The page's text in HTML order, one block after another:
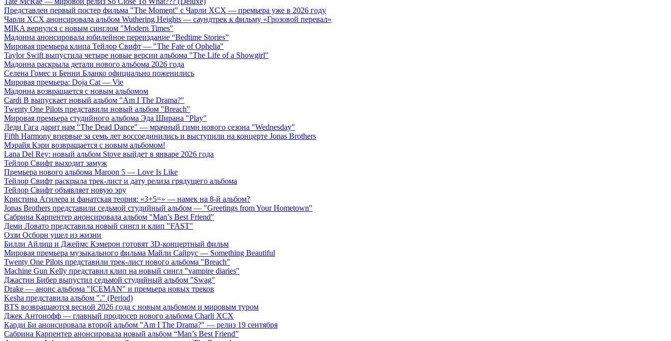
Представлен первый постер фильма "The Moment" с Чарли XCX — премьера уже в 2026 году
Чарли XCX анонсировала альбом Wuthering Heights — саундтрек к фильму «Грозовой перевал»
MIKA вернулся с новым синглом "Modern Times"
Мадонна анонсировала юбилейное переиздание “Bedtime Stories”
Мировая премьера клипа Тейлор Свифт — "The Fate of Ophelia"
Taylor Swift выпустила четыре новые версии альбома "The Life of a Showgirl"
Мадонна раскрыла детали нового альбома 2026 года
Селена Гомес и Бенни Бланко официально поженились
Мировая премьера: Doja Cat — Vie
Мадонна возвращается с новым альбомом
Cardi B выпускает новый альбом "Am I The Drama?"
Twenty One Pilots представили новый альбом "Breach"
Мировая премьера студийного альбома Эда Ширана "Play"
Леди Гага дарит нам "The Dead Dance" — мрачный гимн нового сезона "Wednesday"
Fifth Harmony впервые за семь лет воссоединились и выступили на концерте Jonas Brothers
Мэрайя Кэри возвращается с новым альбомом!
Lana Del Rey: новый альбом Stove выйдет в январе 2026 года
Тейлор Свифт выходит замуж
Премьера нового альбома Maroon 5 — Love Is Like
Тейлор Свифт раскрыла трек-лист и дату релиза грядущего альбома
Тейлор Свифт объявляет новую эру
Кристина Агилера и фанатская теория: «3+5=» — намек на 8-й альбом?
Jonas Brothers представили седьмой студийный альбом — "Greetings from Your Hometown"
Сабрина Карпентер анонсировала альбом "Man’s Best Friend"
Деми Ловато представила новый сингл и клип "FAST"
Оззи Осборн ушел из жизни
Билли Айлиш и Джеймс Кэмерон готовят 3D-концертный фильм
Мировая премьера музыкального фильма Майли Сайрус — Something Beautiful
Twenty One Pilots представили трек-лист нового альбома "Breach"
Machine Gun Kelly представил клип на новый сингл "vampire diaries"
Джастин Бибер выпустил седьмой студийный альбом "Swag"
Drake — анонс альбома "ICEMAN" и премьера новых треков
Kesha представила альбом "." (Period)
BTS возвращаются весной 2026 года с новым альбомом и мировым туром
Джек Антонофф — главный продюсер нового альбома Charli XCX
Карди Би анонсировала второй альбом "Am I The Drama?" — релиз 19 сентября
Сабрина Карпентер анонсировала новый альбом “Man’s Best Friend”